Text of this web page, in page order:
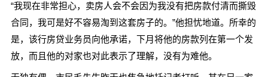
“我现在非常担心，卖房人会不会因为我没有把房款付清而撕毁
合同，我可是好不容易淘到这套房子的。”他担忧地道。所幸的
是，该行房贷业务员向他承诺，下月将他的房款列在第一个发
放，而且他的对家也对此表示了理解，没有为难他。